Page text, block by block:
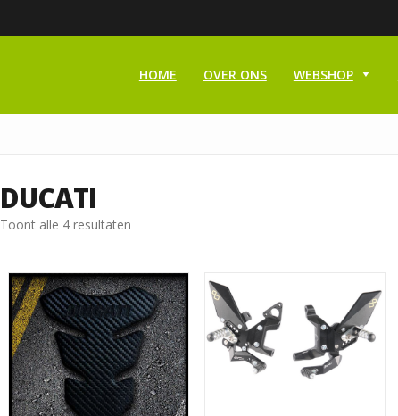
HOME OVER ONS WEBSHOP
DUCATI
Toont alle 4 resultaten